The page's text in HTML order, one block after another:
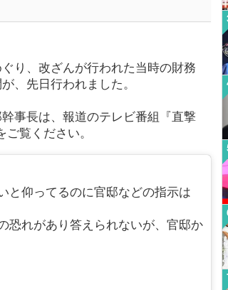
り、改ざんが行われた当時の財務
、先日行われました。
事長は、報道のテレビ番組『直撃
覧ください。
と仰ってるのに官邸などの指示は
恐れがあり答えられないが、官邸か